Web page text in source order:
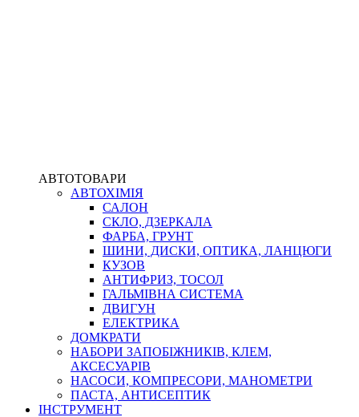
АВТОТОВАРИ
АВТОХІМІЯ
САЛОН
СКЛО, ДЗЕРКАЛА
ФАРБА, ГРУНТ
ШИНИ, ДИСКИ, ОПТИКА, ЛАНЦЮГИ
КУЗОВ
АНТИФРИЗ, ТОСОЛ
ГАЛЬМІВНА СИСТЕМА
ДВИГУН
ЕЛЕКТРИКА
ДОМКРАТИ
НАБОРИ ЗАПОБІЖНИКІВ, КЛЕМ,
АКСЕСУАРІВ
НАСОСИ, КОМПРЕСОРИ, МАНОМЕТРИ
ПАСТА, АНТИСЕПТИК
ІНСТРУМЕНТ